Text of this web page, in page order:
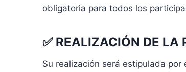
obligatoria para todos los
✅ REALIZACIÓN DE LA
Su realización será estipulada